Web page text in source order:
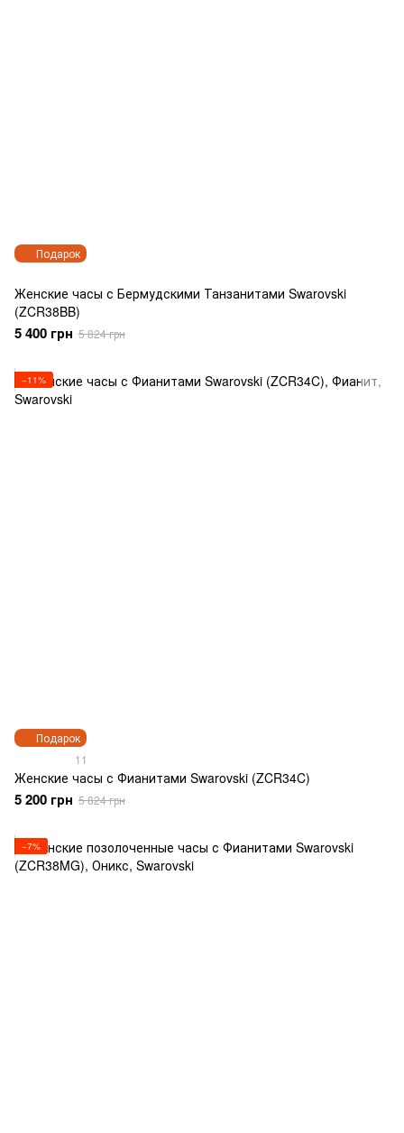
Подарок
Женские часы с Бермудскими Танзанитами Swarovski
(ZCR38BB)
5 400 грн 5 824 грн
Подарок
−11%
11
Женские часы с Фианитами Swarovski (ZCR34C)
5 200 грн 5 824 грн
−7%